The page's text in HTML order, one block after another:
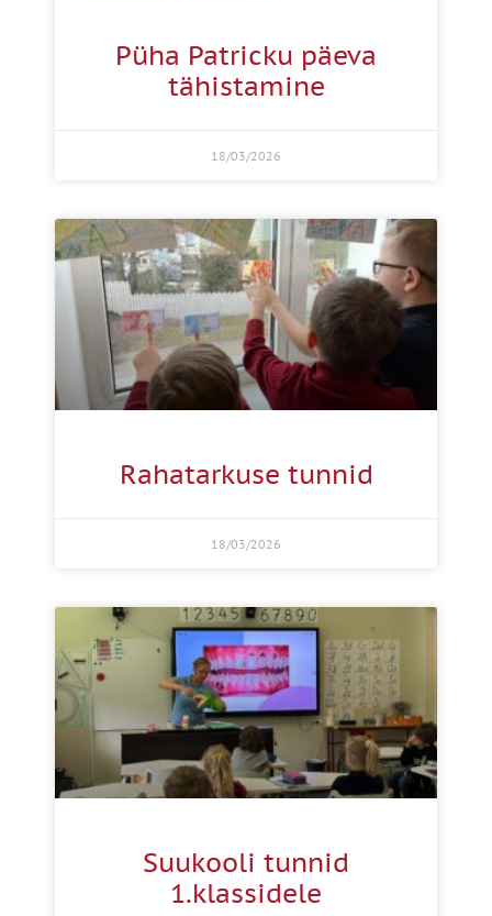
Püha Patricku päeva
tähistamine
18/03/2026
Rahatarkuse tunnid
18/03/2026
Suukooli tunnid
1.klassidele